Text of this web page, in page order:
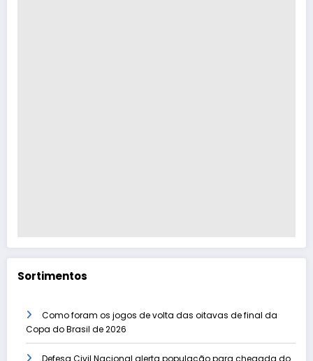
Sortimentos
Como foram os jogos de volta das oitavas de final da
Copa do Brasil de 2026
Defesa Civil Nacional alerta população para chegada do